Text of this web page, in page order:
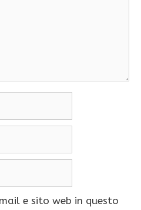
e sito web in questo